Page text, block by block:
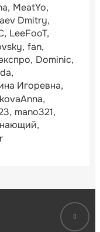
MeatYo
Dmitry
LeeFooT
fan
Dominic
Игоревна
mano321